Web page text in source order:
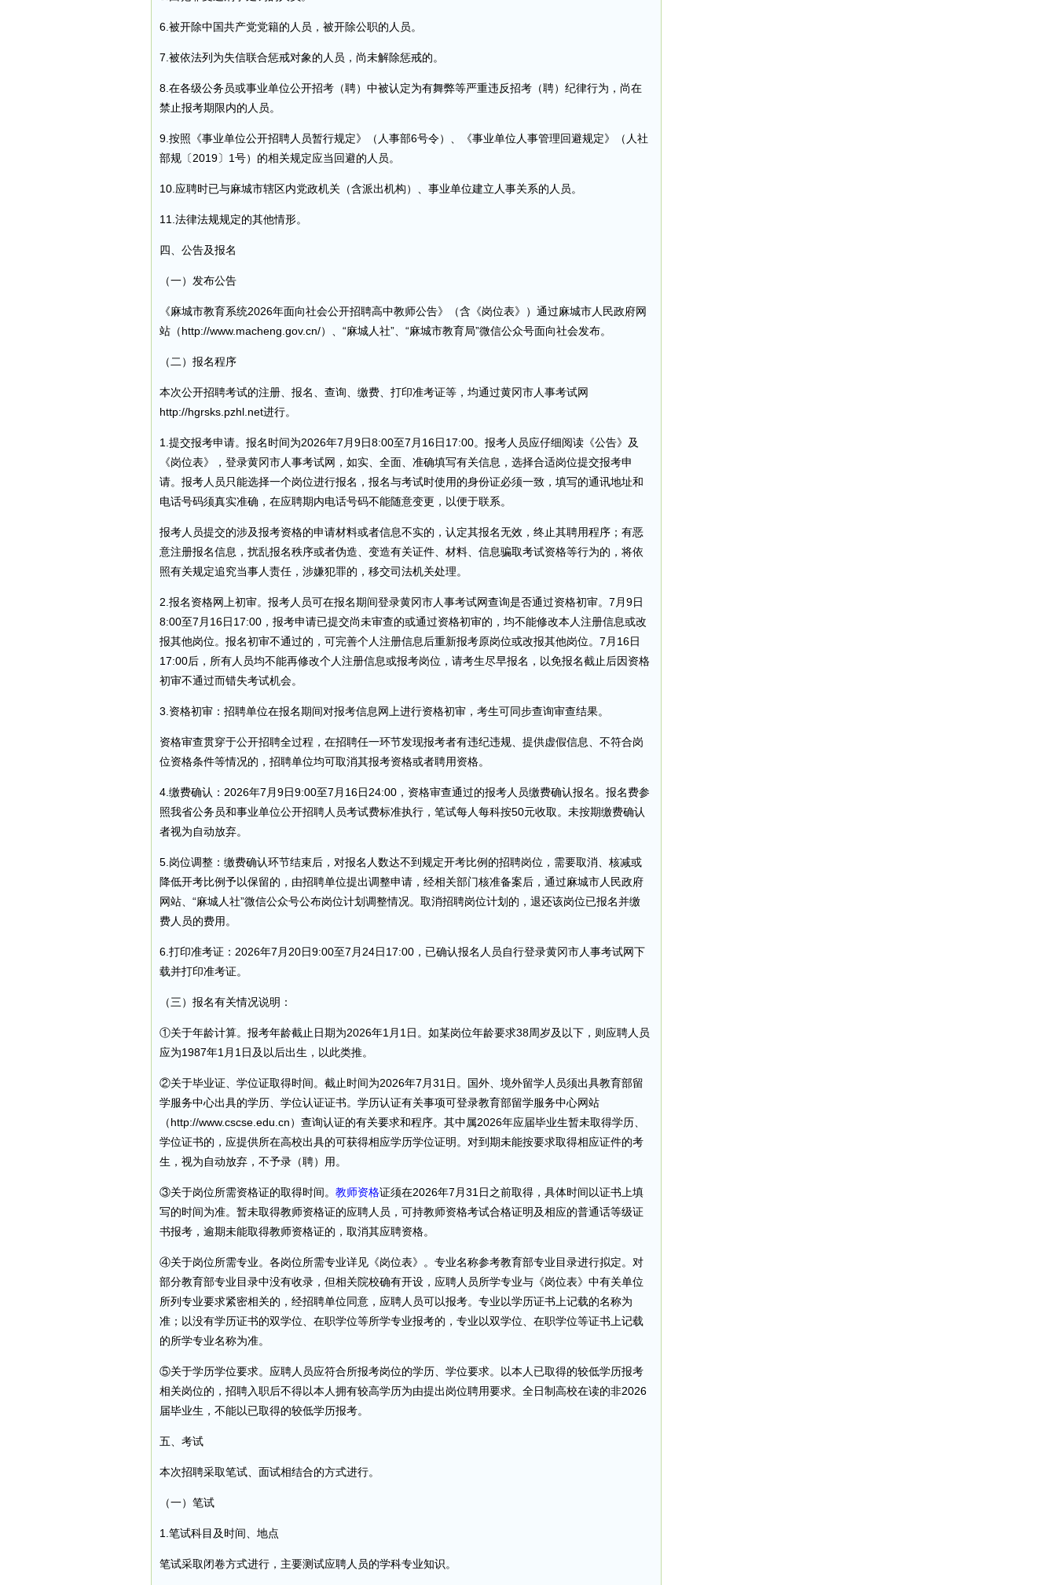
6.被开除中国共产党党籍的人员，被开除公职的人员。
7.被依法列为失信联合惩戒对象的人员，尚未解除惩戒的。
8.在各级公务员或事业单位公开招考（聘）中被认定为有舞弊等严重违反招考（聘）纪律行为，尚在
禁止报考期限内的人员。
9.按照《事业单位公开招聘人员暂行规定》（人事部6号令）、《事业单位人事管理回避规定》（人社
部规〔2019〕1号）的相关规定应当回避的人员。
10.应聘时已与麻城市辖区内党政机关（含派出机构）、事业单位建立人事关系的人员。
11.法律法规规定的其他情形。
四、公告及报名
（一）发布公告
《麻城市教育系统2026年面向社会公开招聘高中教师公告》（含《岗位表》）通过麻城市人民政府网
站（http://www.macheng.gov.cn/）、“麻城人社”、“麻城市教育局”微信公众号面向社会发布。
（二）报名程序
本次公开招聘考试的注册、报名、查询、缴费、打印准考证等，均通过黄冈市人事考试网
http://hgrsks.pzhl.net进行。
1.提交报考申请。报名时间为2026年7月9日8:00至7月16日17:00。报考人员应仔细阅读《公告》及
《岗位表》，登录黄冈市人事考试网，如实、全面、准确填写有关信息，选择合适岗位提交报考申
请。报考人员只能选择一个岗位进行报名，报名与考试时使用的身份证必须一致，填写的通讯地址和
电话号码须真实准确，在应聘期内电话号码不能随意变更，以便于联系。
报考人员提交的涉及报考资格的申请材料或者信息不实的，认定其报名无效，终止其聘用程序；有恶
意注册报名信息，扰乱报名秩序或者伪造、变造有关证件、材料、信息骗取考试资格等行为的，将依
照有关规定追究当事人责任，涉嫌犯罪的，移交司法机关处理。
2.报名资格网上初审。报考人员可在报名期间登录黄冈市人事考试网查询是否通过资格初审。7月9日
8:00至7月16日17:00，报考申请已提交尚未审查的或通过资格初审的，均不能修改本人注册信息或改
报其他岗位。报名初审不通过的，可完善个人注册信息后重新报考原岗位或改报其他岗位。7月16日
17:00后，所有人员均不能再修改个人注册信息或报考岗位，请考生尽早报名，以免报名截止后因资格
初审不通过而错失考试机会。
3.资格初审：招聘单位在报名期间对报考信息网上进行资格初审，考生可同步查询审查结果。
资格审查贯穿于公开招聘全过程，在招聘任一环节发现报考者有违纪违规、提供虚假信息、不符合岗
位资格条件等情况的，招聘单位均可取消其报考资格或者聘用资格。
4.缴费确认：2026年7月9日9:00至7月16日24:00，资格审查通过的报考人员缴费确认报名。报名费参
照我省公务员和事业单位公开招聘人员考试费标准执行，笔试每人每科按50元收取。未按期缴费确认
者视为自动放弃。
5.岗位调整：缴费确认环节结束后，对报名人数达不到规定开考比例的招聘岗位，需要取消、核减或
降低开考比例予以保留的，由招聘单位提出调整申请，经相关部门核准备案后，通过麻城市人民政府
网站、“麻城人社”微信公众号公布岗位计划调整情况。取消招聘岗位计划的，退还该岗位已报名并缴
费人员的费用。
6.打印准考证：2026年7月20日9:00至7月24日17:00，已确认报名人员自行登录黄冈市人事考试网下
载并打印准考证。
（三）报名有关情况说明：
①关于年龄计算。报考年龄截止日期为2026年1月1日。如某岗位年龄要求38周岁及以下，则应聘人员
应为1987年1月1日及以后出生，以此类推。
②关于毕业证、学位证取得时间。截止时间为2026年7月31日。国外、境外留学人员须出具教育部留
学服务中心出具的学历、学位认证证书。学历认证有关事项可登录教育部留学服务中心网站
（http://www.cscse.edu.cn）查询认证的有关要求和程序。其中属2026年应届毕业生暂未取得学历、
学位证书的，应提供所在高校出具的可获得相应学历学位证明。对到期未能按要求取得相应证件的考
生，视为自动放弃，不予录（聘）用。
③关于岗位所需资格证的取得时间。 教师资格证须在2026年7月31日之前取得，具体时间以证书上填
写的时间为准。暂未取得教师资格证的应聘人员，可持教师资格考试合格证明及相应的普通话等级证
书报考，逾期未能取得教师资格证的，取消其应聘资格。
④关于岗位所需专业。各岗位所需专业详见《岗位表》。专业名称参考教育部专业目录进行拟定。对
部分教育部专业目录中没有收录，但相关院校确有开设，应聘人员所学专业与《岗位表》中有关单位
所列专业要求紧密相关的，经招聘单位同意，应聘人员可以报考。专业以学历证书上记载的名称为
准；以没有学历证书的双学位、在职学位等所学专业报考的，专业以双学位、在职学位等证书上记载
的所学专业名称为准。
⑤关于学历学位要求。应聘人员应符合所报考岗位的学历、学位要求。以本人已取得的较低学历报考
相关岗位的，招聘入职后不得以本人拥有较高学历为由提出岗位聘用要求。全日制高校在读的非2026
届毕业生，不能以已取得的较低学历报考。
五、考试
本次招聘采取笔试、面试相结合的方式进行。
（一）笔试
1.笔试科目及时间、地点
笔试采取闭卷方式进行，主要测试应聘人员的学科专业知识。